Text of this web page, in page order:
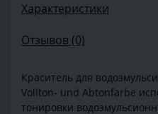
Характеристики
Отзывов (0)
Краситель для
Vollton- und Abtonfarbe
тонировки